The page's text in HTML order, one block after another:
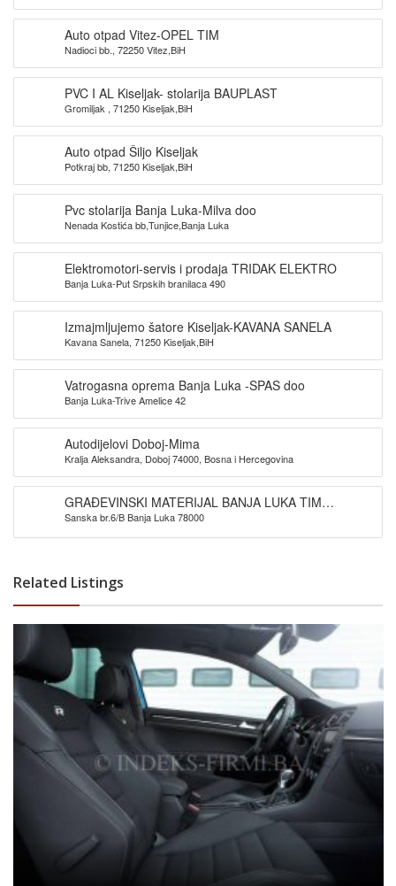
Auto otpad Vitez-OPEL TIM
Nadioci bb., 72250 Vitez,BiH
PVC I AL Kiseljak- stolarija BAUPLAST
Gromiljak , 71250 Kiseljak,BiH
Auto otpad Šiljo Kiseljak
Potkraj bb, 71250 Kiseljak,BiH
Pvc stolarija Banja Luka-Milva doo
Nenada Kostića bb,Tunjice,Banja Luka
Elektromotori-servis i prodaja TRIDAK ELEKTRO
Banja Luka-Put Srpskih branilaca 490
Izmajmljujemo šatore Kiseljak-KAVANA SANELA
Kavana Sanela, 71250 Kiseljak,BiH
Vatrogasna oprema Banja Luka -SPAS doo
Banja Luka-Trive Amelice 42
Autodijelovi Doboj-Mima
Kralja Aleksandra, Doboj 74000, Bosna i Hercegovina
GRAĐEVINSKI MATERIJAL BANJA LUKA TIM
PROMET DOO
Sanska br.6/B Banja Luka 78000
Related Listings